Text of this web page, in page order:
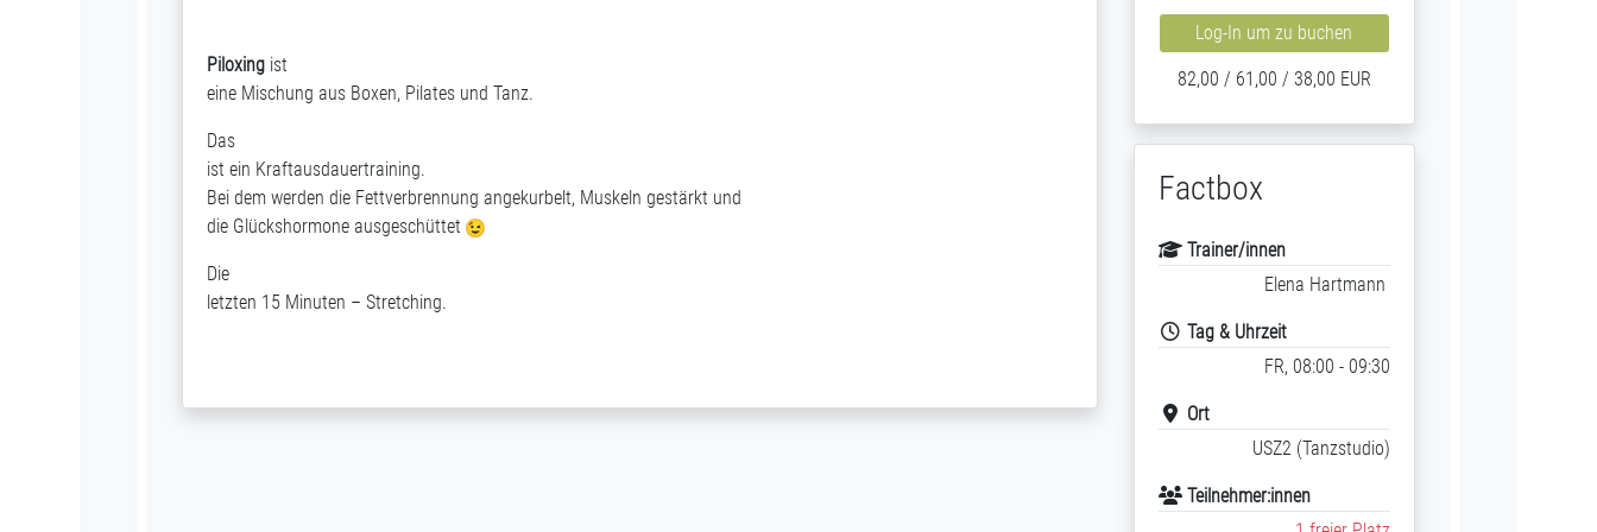
Piloxing ist
eine Mischung aus Boxen, Pilates und Tanz.
Das
ist ein Kraftausdauertraining.
Bei demwerden die Fettverbrennung angekurbelt, Muskeln gestärkt und
die Glückshormone ausgeschüttet
Die
letzten 15 Minuten – Stretching.
Log-In um zu buchen
82,00 / 61,00 / 38,00 EUR
Factbox
Trainer/innen
Elena Hartmann
Tag & Uhrzeit
FR, 08:00 - 09:30
Ort
USZ2 (Tanzstudio)
Teilnehmer:innen